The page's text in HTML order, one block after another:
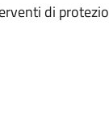
di